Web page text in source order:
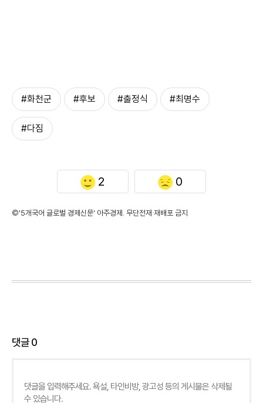
#화천군 #후보 #출정식 #최명수
#다짐
2 0
©'5개국어 글로벌 경제신문' 아주경제. 무단전재·재배포 금지
댓글0